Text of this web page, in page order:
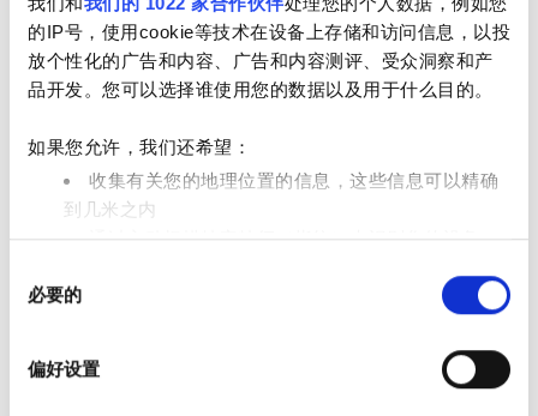
的IP号，使用cookie等技术在设备上存储和访问信息，以投
放个性化的广告和内容、广告和内容测评、受众洞察和产
品开发。您可以选择谁使用您的数据以及用于什么目的。
如果您允许，我们还希望：
收集有关您的地理位置的信息，这些信息可以精确
到几米之内
通过主动扫描特定特征（指纹）来识别您的设备
查找有关您的个人数据如何处理的更多信息，
并设置您的首选项。您可随时从Cookie声明中更改或撤回
我们使用 Cookie 来制作贴合用户需求的内容与广告、提供
必要的
偏好设置
100 - 200 欧元
200 - 300 欧元
300+ 欧元
上午
晚上
Hospital
卢迪亚纳, 印度
1.5 距离市中心公里数
每次治疗
透析HDF €89
预订